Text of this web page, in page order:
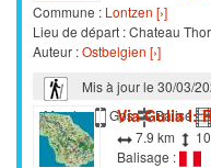
Commune : Lontzen [›]
Lieu de départ : Chateau
Auteur :Ostbelgien [›]
Mis à jour le 30/03/
Marche
Gps Balisé
Via Gulia I:
7.9 km
Balisage :